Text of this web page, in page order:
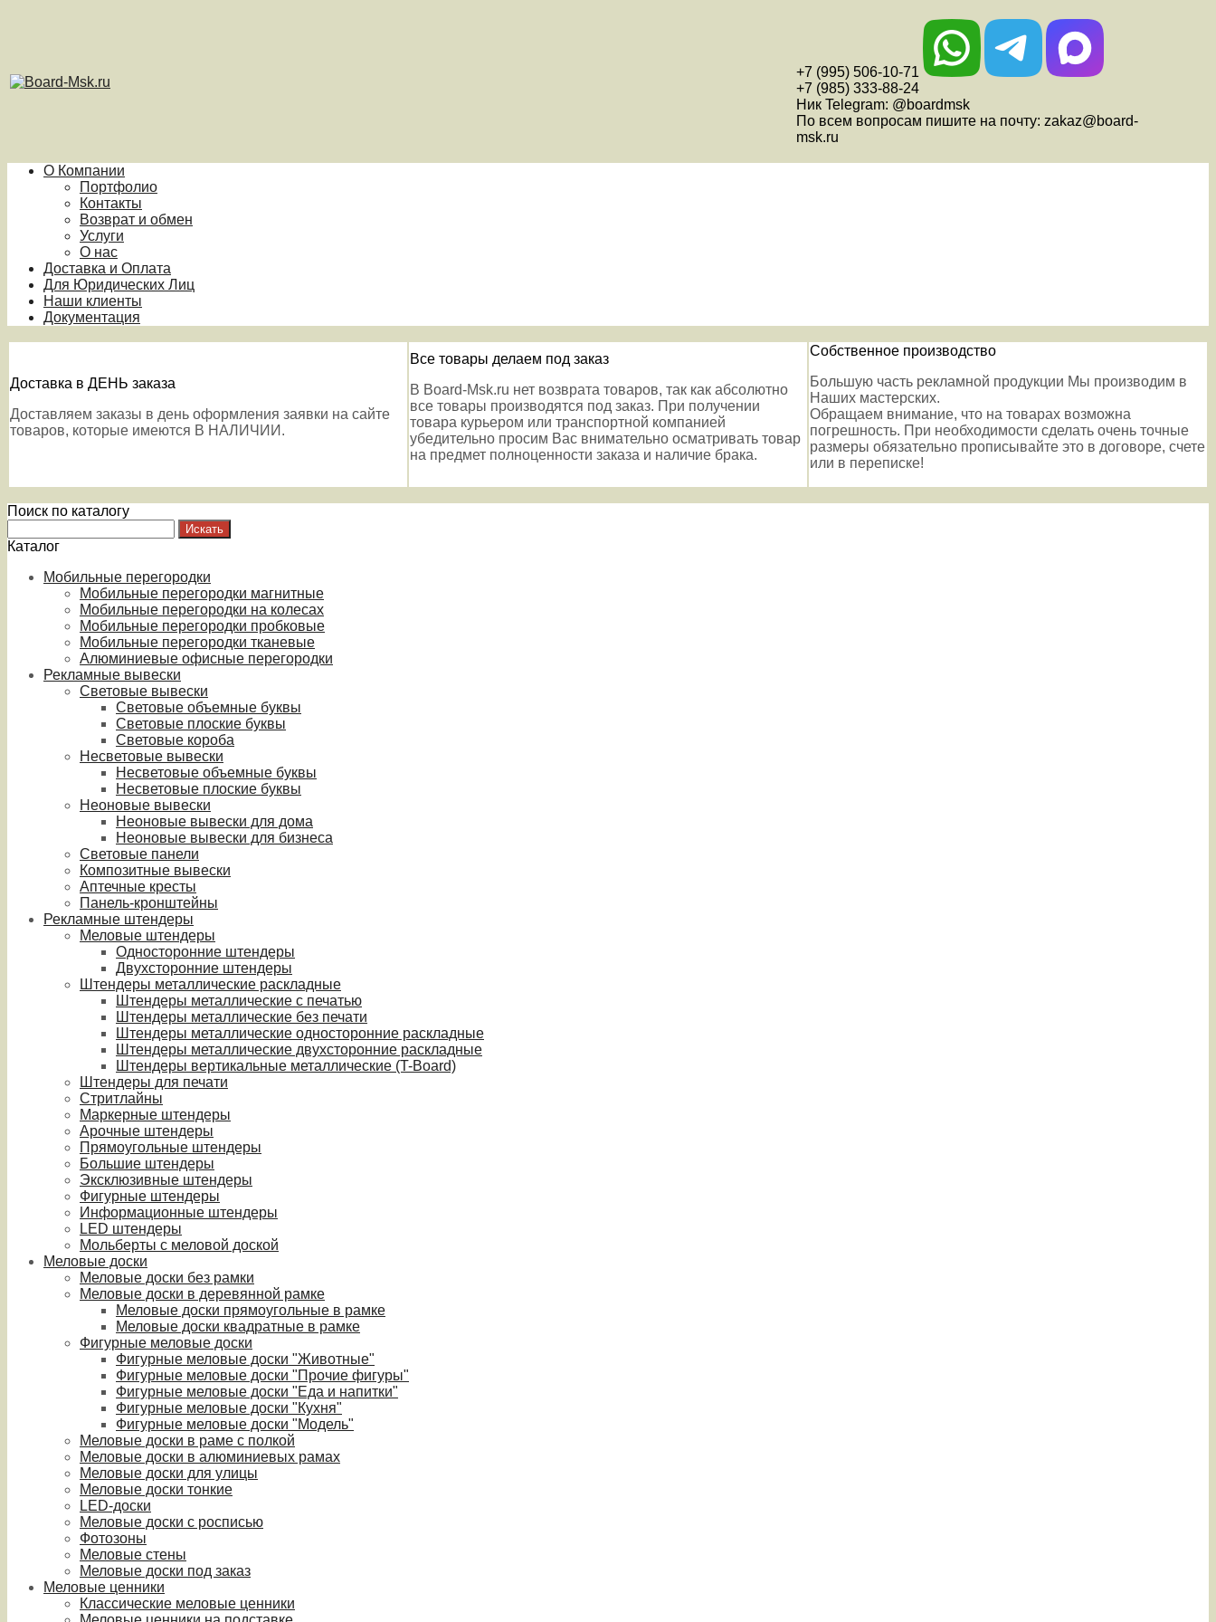
+7 (995) 506-10-71
+7 (985) 333-88-24
Ник Telegram: @boardmsk
По всем вопросам пишите на почту: zakaz@board-
msk.ru
О Компании
Портфолио
Контакты
Возврат и обмен
Услуги
О нас
Доставка и Оплата
Для Юридических Лиц
Наши клиенты
Документация
Доставка в ДЕНЬ заказа
Доставляем заказы в день оформления заявки на сайте
товаров, которые имеются В НАЛИЧИИ.
Все товары делаем под заказ
В Board-Msk.ru нет возврата товаров, так как абсолютно
все товары производятся под заказ. При получении
товара курьером или транспортной компанией
убедительно просим Вас внимательно осматривать товар
на предмет полноценности заказа и наличие брака.
Собственное производство
Большую часть рекламной продукции Мы производим в
Наших мастерских.
Обращаем внимание, что на товарах возможна
погрешность. При необходимости сделать очень точные
размеры обязательно прописывайте это в договоре, счете
или в переписке!
Поиск по каталогу
Каталог
Мобильные перегородки
Мобильные перегородки магнитные
Мобильные перегородки на колесах
Мобильные перегородки пробковые
Мобильные перегородки тканевые
Алюминиевые офисные перегородки
Рекламные вывески
Световые вывески
Световые объемные буквы
Световые плоские буквы
Световые короба
Несветовые вывески
Несветовые объемные буквы
Несветовые плоские буквы
Неоновые вывески
Неоновые вывески для дома
Неоновые вывески для бизнеса
Световые панели
Композитные вывески
Аптечные кресты
Панель-кронштейны
Рекламные штендеры
Меловые штендеры
Односторонние штендеры
Двухсторонние штендеры
Штендеры металлические раскладные
Штендеры металлические с печатью
Штендеры металлические без печати
Штендеры металлические односторонние раскладные
Штендеры металлические двухсторонние раскладные
Штендеры вертикальные металлические (T-Board)
Штендеры для печати
Стритлайны
Маркерные штендеры
Арочные штендеры
Прямоугольные штендеры
Большие штендеры
Эксклюзивные штендеры
Фигурные штендеры
Информационные штендеры
LED штендеры
Мольберты с меловой доской
Меловые доски
Меловые доски без рамки
Меловые доски в деревянной рамке
Меловые доски прямоугольные в рамке
Меловые доски квадратные в рамке
Фигурные меловые доски
Фигурные меловые доски "Животные"
Фигурные меловые доски "Прочие фигуры"
Фигурные меловые доски "Еда и напитки"
Фигурные меловые доски "Кухня"
Фигурные меловые доски "Модель"
Меловые доски в раме с полкой
Меловые доски в алюминиевых рамах
Меловые доски для улицы
Меловые доски тонкие
LED-доски
Меловые доски с росписью
Фотозоны
Меловые стены
Меловые доски под заказ
Меловые ценники
Классические меловые ценники